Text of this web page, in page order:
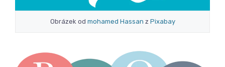
Obrázek od mohamed Hassan z Pixabay